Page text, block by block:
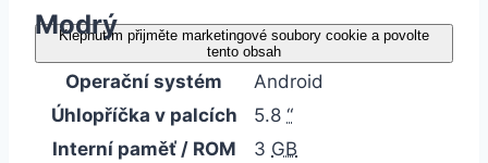
Klepnutím přijměte marketingové soubory cookie a povolte
tento obsah
Modrý
Operační systém
Android
Úhlopříčka v palcích
5.8 “
Interní paměť / ROM
3 GB